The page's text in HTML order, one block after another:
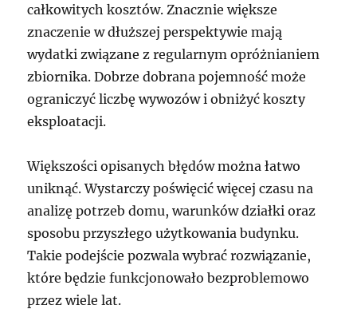
całkowitych kosztów. Znacznie większe
znaczenie w dłuższej perspektywie mają
wydatki związane z regularnym opróżnianiem
zbiornika. Dobrze dobrana pojemność może
ograniczyć liczbę wywozów i obniżyć koszty
eksploatacji.
Większości opisanych błędów można łatwo
uniknąć. Wystarczy poświęcić więcej czasu na
analizę potrzeb domu, warunków działki oraz
sposobu przyszłego użytkowania budynku.
Takie podejście pozwala wybrać rozwiązanie,
które będzie funkcjonowało bezproblemowo
przez wiele lat.